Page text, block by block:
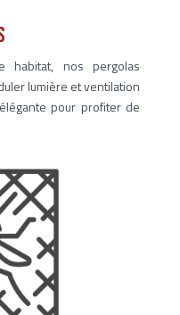
habitat, nos pergolas
lumière et ventilation
pour profiter de